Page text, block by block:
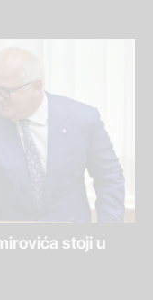
stoji u